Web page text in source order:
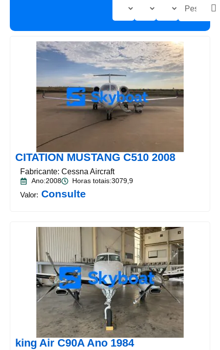
CITATION MUSTANG C510 2008
Fabricante: Cessna Aircraft
Ano:2008
Horas totais:3079,9
Valor: Consulte
king Air C90A Ano 1984